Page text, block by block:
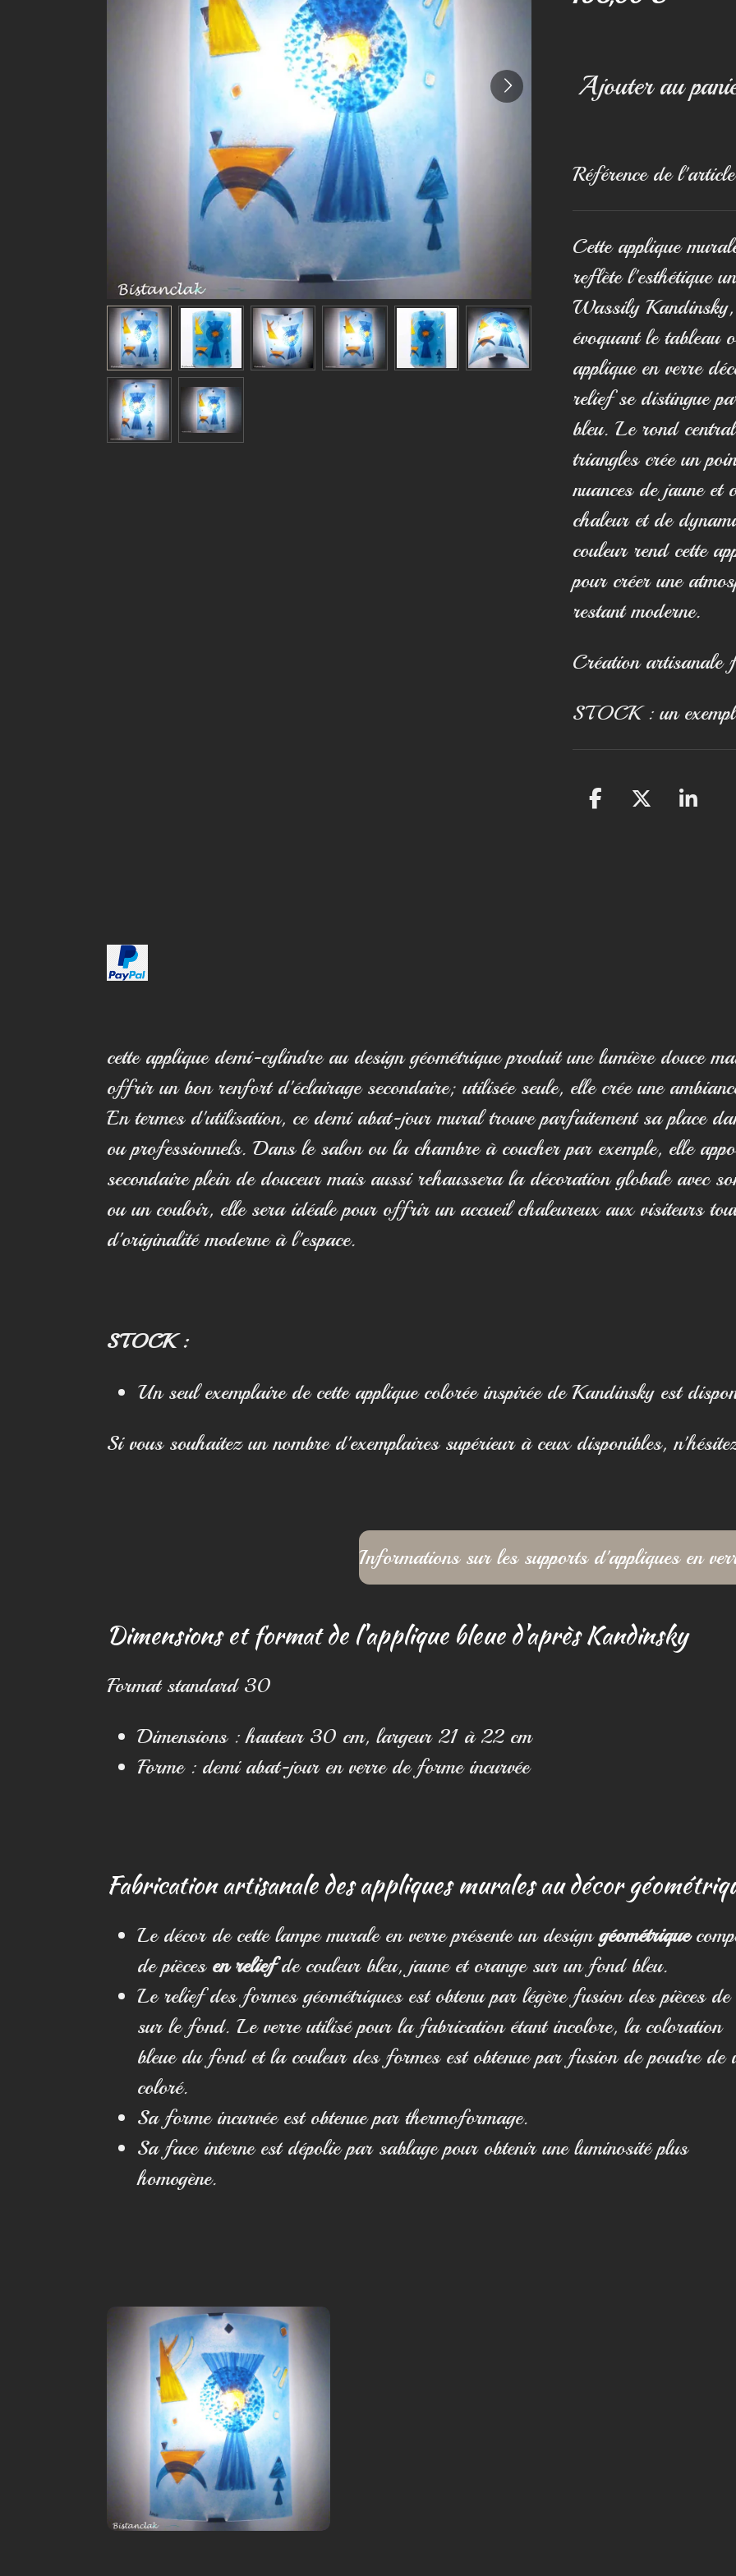
Ajouter au
Référence de
Cette applique
reflète l'esthétique
Wassily Kandinsky,
évoquant le
applique en verre
relief se distingue
bleu. Le rond
triangles crée un
nuances de jaune et
chaleur et de
couleur rend cette
pour créer une
restant moderne.
Création artisanale
STOCK : un
P
P
P
cette applique demi-cylindre au design géométrique produit une lumière douce
offrir un bon renfort d'éclairage secondaire; utilisée seule, elle crée une
En termes d'utilisation, ce demi abat-jour mural trouve parfaitement sa place
ou professionnels. Dans le salon ou la chambre à coucher par exemple, elle
secondaire plein de douceur mais aussi rehaussera la décoration globale avec
ou un couloir, elle sera idéale pour offrir un accueil chaleureux aux visiteurs
d'originalité moderne à l'espace.
STOCK :
Un seul exemplaire de cette applique colorée inspirée de Kandinsky est
Si vous souhaitez un nombre d'exemplaires supérieur à ceux disponibles,
Informations sur les supports d'appliques en
Dimensions et format de l'applique bleue d'après Kandinsky
Format standard 30
Dimensions : hauteur 30 cm, largeur 21 à 22 cm
Forme : demi abat-jour en verre de forme incurvée
Fabrication artisanale des appliques murales au décor
Le décor de cette lampe murale en verre présente un designgéométrique
de pièces en reliefde couleur bleu, jaune et orange sur un fond bleu.
Le relief des formes géométriques est obtenu par légère fusion des pièces de
sur le fond. Le verre utilisé pour la fabrication étant incolore, la coloration
bleue du fond et la couleur des formes est obtenue par fusion de poudre de
coloré.
Sa forme incurvée est obtenue par thermoformage.
Sa face interne est dépolie par sablage pour obtenir une luminosité plus
homogène.